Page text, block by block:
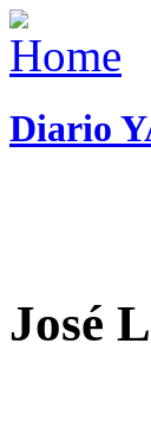
Diario
José